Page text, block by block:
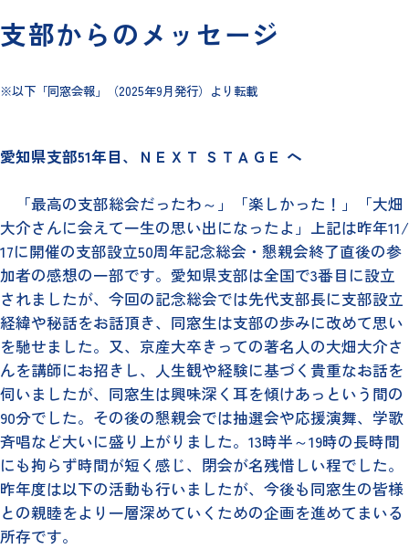
支部からのメッセージ
※以下「同窓会報」（2025年9月発行）より転載
愛知県支部51年目、ＮＥＸＴ ＳＴＡＧＥ へ
「最高の支部総会だったわ～」「楽しかった！」「大畑
大介さんに会えて一生の思い出になったよ」上記は昨年11/
17に開催の支部設立50周年記念総会・懇親会終了直後の参
加者の感想の一部です。愛知県支部は全国で3番目に設立
されましたが、今回の記念総会では先代支部長に支部設立
経緯や秘話をお話頂き、同窓生は支部の歩みに改めて思い
を馳せました。又、京産大卒きっての著名人の大畑大介さ
んを講師にお招きし、人生観や経験に基づく貴重なお話を
伺いましたが、同窓生は興味深く耳を傾けあっという間の
90分でした。その後の懇親会では抽選会や応援演舞、学歌
斉唱など大いに盛り上がりました。13時半～19時の長時間
にも拘らず時間が短く感じ、閉会が名残惜しい程でした。
昨年度は以下の活動も行いましたが、今後も同窓生の皆様
との親睦をより一層深めていくための企画を進めてまいる
所存です。